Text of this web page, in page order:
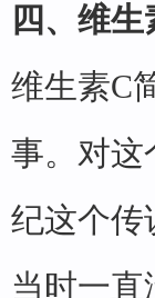
四、维
维生素C
事。对这
纪这个传
当时一